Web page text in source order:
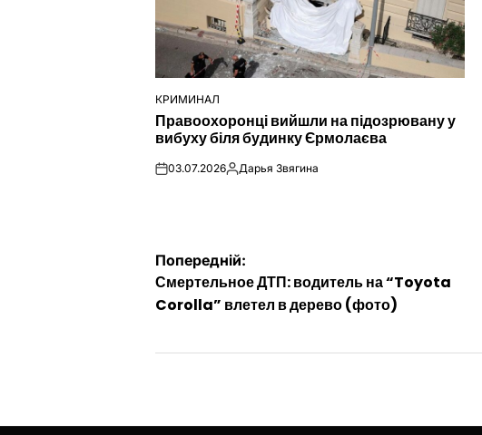
ОПУБЛІКУВАТИ
КРИМИНАЛ
Правоохоронці вийшли на підозрювану у
вибуху біля будинку Єрмолаєва
on03.07.2026Опубліковано
Дарья Звягина
Навігація
записів
Попередній:
Смертельное ДТП: водитель на “Toyota
Corolla” влетел в дерево (фото)